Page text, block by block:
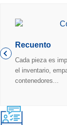
Recuento
Cada pieza es
el inventario,
contenedores...